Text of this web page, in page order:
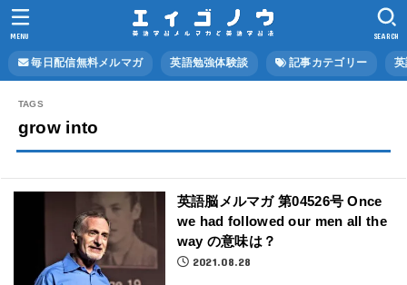
毎日配信無料メルマガ 英語勉強体験談 記事カテゴリー
SEARCH
MENU
grow into
英語脳メルマガ 第04526号 Once
we had followed our men all the
way の意味は？
2021.08.28